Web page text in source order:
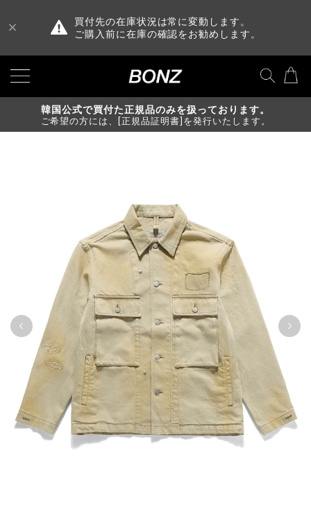
買付先の在庫状況は常に変動します。
ご購入前に在庫の確認をお勧めします。
韓国公式で買付た正規品のみを扱っております。
ご希望の方には、[正規品証明書]を発行いたします。